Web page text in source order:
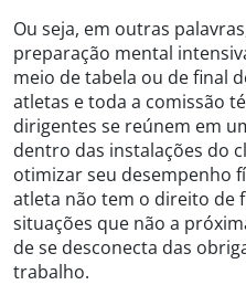
Ou seja, em outras
preparação mental
meio de tabela ou de final
atletas e toda a comissão
dirigentes se reúnem em
dentro das instalações do
otimizar seu desempenho
atleta não tem o direito de
situações que não a
de se desconecta das
trabalho.